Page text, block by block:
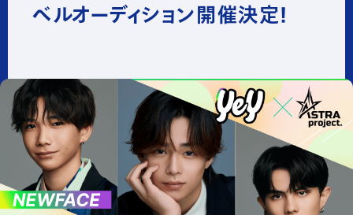
ベルオーディション開催決定！